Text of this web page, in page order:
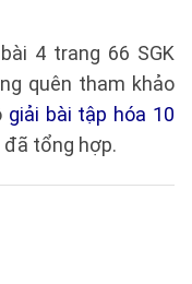
4 trang 66 SGK
quên tham khảo
giải bài tập hóa 10
tổng hợp.